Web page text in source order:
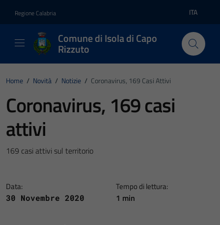
Regione Calabria Lingua
ITA
Comune di Isola di Capo
Rizzuto
Home / Novità / Notizie / Coronavirus, 169 Casi Attivi
Coronavirus, 169 casi
attivi
169 casi attivi sul territorio
Data:
30 Novembre 2020
Tempo di lettura:
1 min